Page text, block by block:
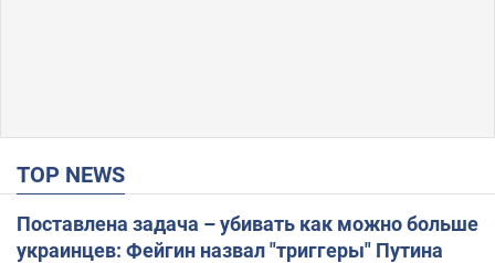
TOP NEWS
Поставлена задача – убивать как можно больше
украинцев: Фейгин назвал "триггеры" Путина